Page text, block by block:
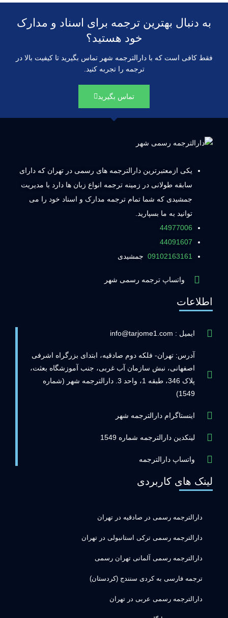
به دنبال بهترین ترجمه برای اسناد و مدارک
خود هستید؟
فقط کافی است که با دارالترجمه شهر تماس بگیرید تا کیفیت بالا در
ترجمه را تجربه کنید.
تماس بگیرید
یکی ازمعتبرترین دارالترجمه های رسمی در تهران که دارای
سابقه طولانی در زمینه ترجمه انواع زبان ها دارد با مدیریت
جمشیدی که شما تمام ترجمه مدارک و اسناد خود را می
توانید به ما بسپارید.
44977006
44091607
09102163161 جمشیدی
واتساپ ترجمه رسمی شهر
اطلاعات
ایمیل : info@tarjome1.com
آدرس: تهران- فلکه دوم صادقیه، ابتدای بزرگراه اشرفی
اصفهانی، نبش سازمان آب غربی، جنب آموزشگاه بعثت،
پلاک 346، طبقه 1، واحد 3. دارالترجمه شهر (شماره
1549)
اینستاگرام دارالترجمه شهر
لینکدین دارالترجمه شماره 1549
واتساپ دارالترجمه
لینک های کاربردی
دارالترجمه رسمی در صادقیه در تهران
دارالترجمه رسمی ترکی استانبولی در تهران
دارالترجمه رسمی آلمانی تهران رسمی
ترجمه فارسی به کردی سنندج (کردستان)
دارالترجمه رسمی عربی در تهران